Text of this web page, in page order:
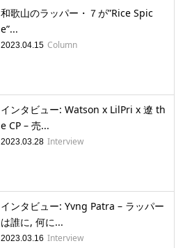
和歌山のラッパー・７が”Rice Spic
e”...
2023.04.15 Column
インタビュー: Watson x LilPri x 遼 th
e CP – 売...
2023.03.28 Interview
インタビュー: Yvng Patra – ラッパー
は誰に, 何に...
2023.03.16 Interview